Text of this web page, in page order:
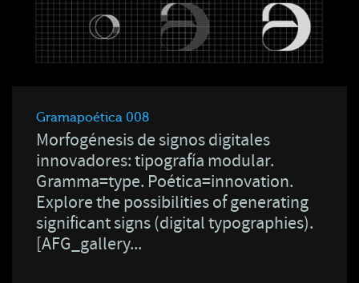
Gramapoética 008
Morfogénesis de signos digitales
innovadores: tipografía modular.
Gramma=type. Poética=innovation.
Explore the possibilities of generating
significant signs (digital typographies).
[AFG_gallery...